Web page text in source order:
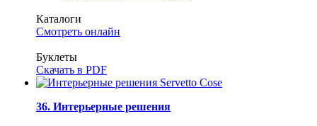
Каталоги
Смотреть онлайн
Буклеты
Скачать в PDF
36. Интерьерные решения